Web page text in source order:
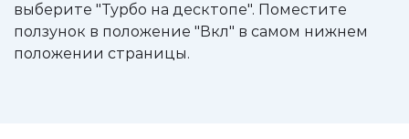
выберите "Турбо на десктопе". Поместите
ползунок в положение "Вкл" в самом нижнем
положении страницы.